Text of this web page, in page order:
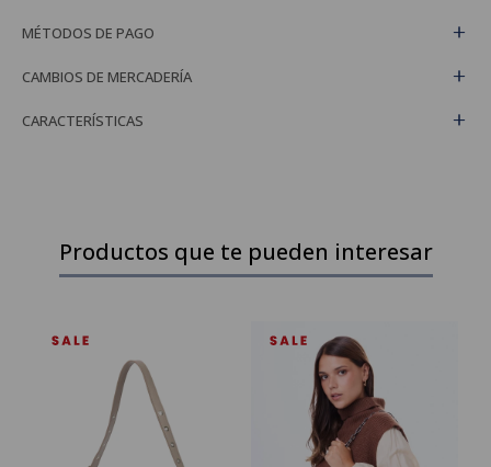
MÉTODOS DE PAGO
CAMBIOS DE MERCADERÍA
CARACTERÍSTICAS
Productos que te pueden interesar